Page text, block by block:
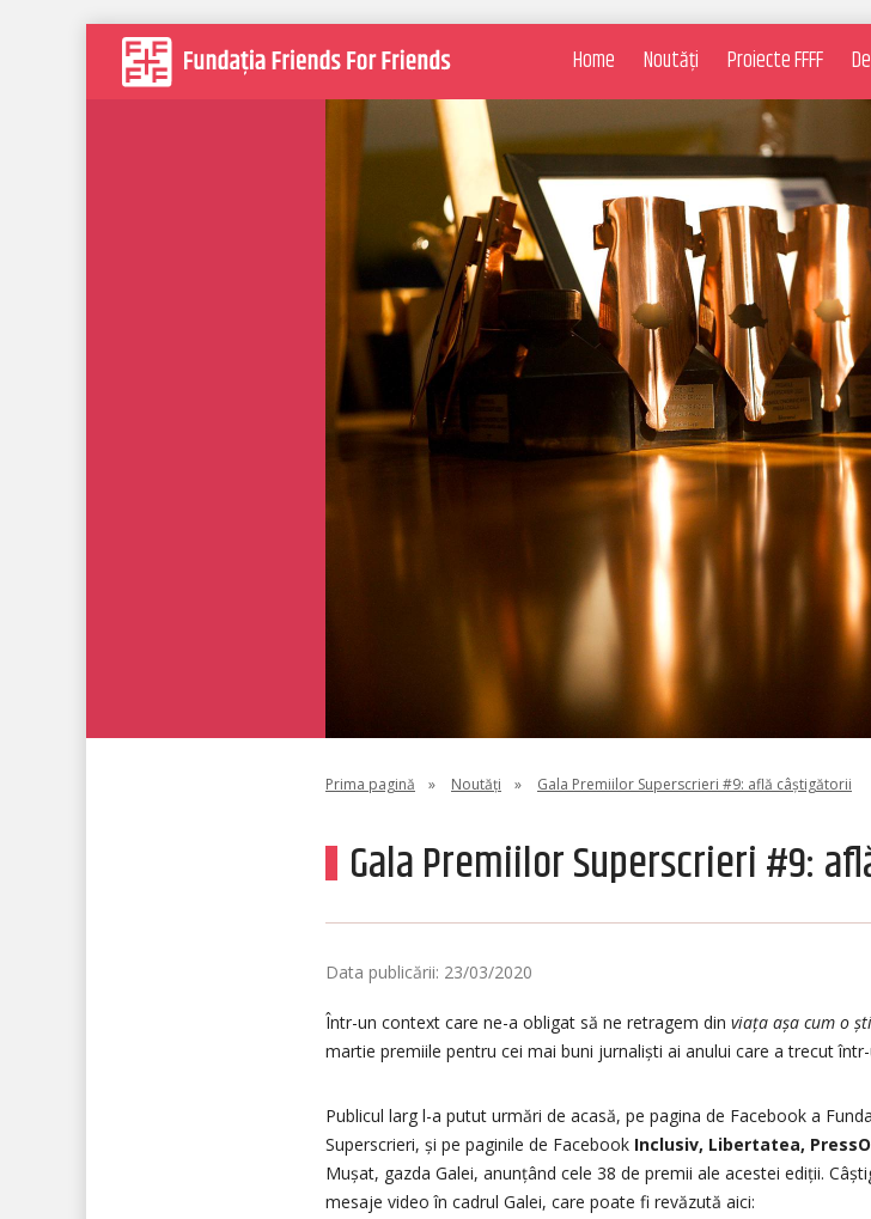
Home Noutăți Proiecte FFFF
Prima pagină » Noutăți » Gala Premiilor Superscrieri #9: află câștigătorii
Gala Premiilor Superscrieri #9:
Data publicării: 23/03/2020
Într-un context care ne-a obligat să ne retragem din viața așa cum o
martie premiile pentru cei mai buni jurnaliști ai anului care a trecut
Publicul larg l-a putut urmări de acasă, pe pagina de Facebook a
Superscrieri, și pe paginile de Facebook Inclusiv, Libertatea,
Mușat, gazda Galei, anunțând cele 38 de premii ale acestei ediții.
mesaje video în cadrul Galei, care poate fi revăzută aici: